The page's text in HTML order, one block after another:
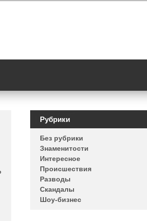
Рубрики
Без рубрики
Знаменитости
Интересное
Происшествия
Разводы
Скандалы
Шоу-бизнес